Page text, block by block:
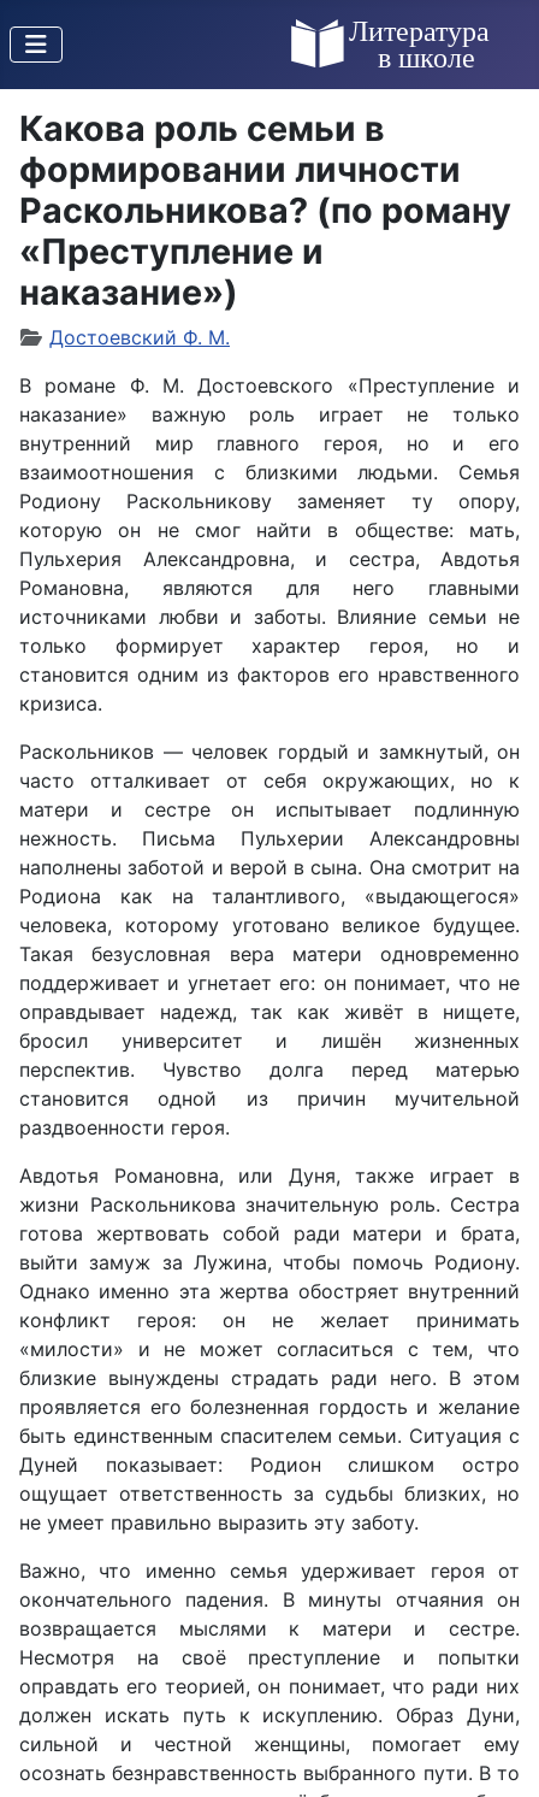
Какова роль семьи в
формировании личности
Раскольникова? (по роману
«Преступление и
наказание»)
Достоевский Ф. М.
В романе Ф. М. Достоевского «Преступление и
наказание» важную роль играет не только
внутренний мир главного героя, но и его
взаимоотношения с близкими людьми. Семья
Родиону Раскольникову заменяет ту опору,
которую он не смог найти в обществе: мать,
Пульхерия Александровна, и сестра, Авдотья
Романовна, являются для него главными
источниками любви и заботы. Влияние семьи не
только формирует характер героя, но и
становится одним из факторов его нравственного
кризиса.
Раскольников — человек гордый и замкнутый, он
часто отталкивает от себя окружающих, но к
матери и сестре он испытывает подлинную
нежность. Письма Пульхерии Александровны
наполнены заботой и верой в сына. Она смотрит на
Родиона как на талантливого, «выдающегося»
человека, которому уготовано великое будущее.
Такая безусловная вера матери одновременно
поддерживает и угнетает его: он понимает, что не
оправдывает надежд, так как живёт в нищете,
бросил университет и лишён жизненных
перспектив. Чувство долга перед матерью
становится одной из причин мучительной
раздвоенности героя.
Авдотья Романовна, или Дуня, также играет в
жизни Раскольникова значительную роль. Сестра
готова жертвовать собой ради матери и брата,
выйти замуж за Лужина, чтобы помочь Родиону.
Однако именно эта жертва обостряет внутренний
конфликт героя: он не желает принимать
«милости» и не может согласиться с тем, что
близкие вынуждены страдать ради него. В этом
проявляется его болезненная гордость и желание
быть единственным спасителем семьи. Ситуация с
Дуней показывает: Родион слишком остро
ощущает ответственность за судьбы близких, но
не умеет правильно выразить эту заботу.
Важно, что именно семья удерживает героя от
окончательного падения. В минуты отчаяния он
возвращается мыслями к матери и сестре.
Несмотря на своё преступление и попытки
оправдать его теорией, он понимает, что ради них
должен искать путь к искуплению. Образ Дуни,
сильной и честной женщины, помогает ему
осознать безнравственность выбранного пути. В то